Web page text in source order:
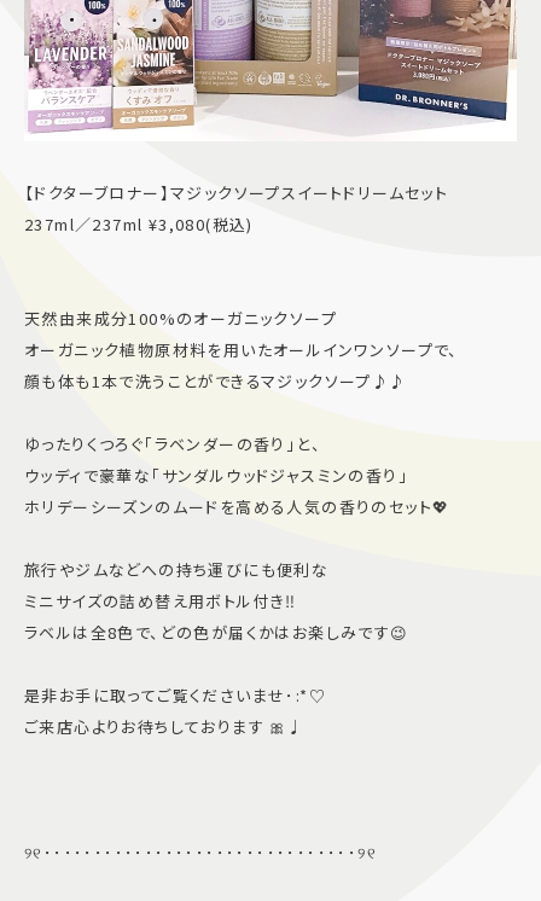
【ドクターブロナー】マジックソープスイートドリームセット
237ml／237ml ¥3,080(税込)
天然由来成分100%のオーガニックソープ
オーガニック植物原材料を用いたオールインワンソープで、
顔も体も1本で洗うことができるマジックソープ♪♪
ゆったりくつろぐ「ラベンダーの香り」と、
ウッディで豪華な「サンダルウッドジャスミンの香り」
ホリデーシーズンのムードを高める人気の香りのセット💖
旅行やジムなどへの持ち運びにも便利な
ミニサイズの詰め替え用ボトル付き‼️
ラベルは全8色で、どの色が届くかはお楽しみです😉
是非お手に取ってご覧くださいませ･:*♡
ご来店心よりお待ちしております 🎀♩
୨୧･･･････････････････････････････୨୧